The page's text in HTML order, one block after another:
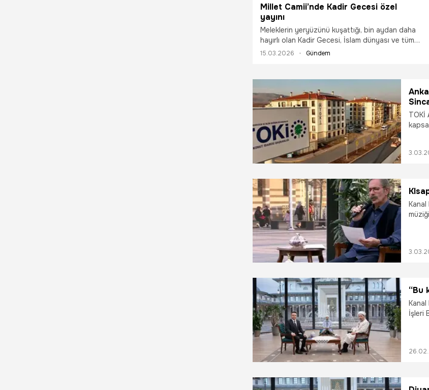
Millet Camii’nde Kadir Gecesi özel
yayını
Meleklerin yeryüzünü kuşattığı, bin aydan daha
hayırlı olan Kadir Gecesi, İslam dünyası ve tüm
yurtta dualarla idrak edilecek. Cumhurbaşkanlığı
hafızların katılımıyla gerçekleştirilecek “Kadir
Gecesi Özel” programı ise Kanal D’den canlı
yayınlanacak.
15.03.2026 Gündem
TOKİ
Kanal
topladı.
“Bu
Kanal
İşleri
yaptı.